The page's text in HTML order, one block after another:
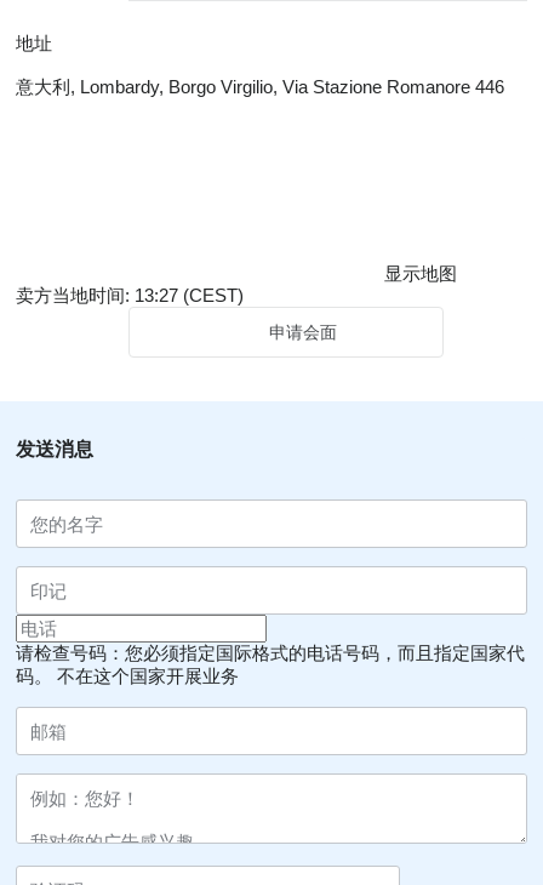
地址
意大利, Lombardy, Borgo Virgilio, Via Stazione Romanore 446
显示地图
卖方当地时间: 13:27 (CEST)
申请会面
发送消息
请检查号码：您必须指定国际格式的电话号码，而且指定国家代
码。
不在这个国家开展业务